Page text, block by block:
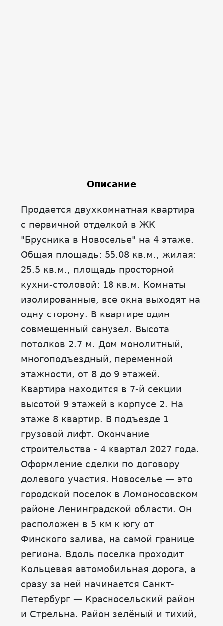
Описание
Продается двухкомнатная квартира
с первичной отделкой в ЖК
"Брусника в Новоселье" на 4 этаже.
Общая площадь: 55.08 кв.м., жилая:
25.5 кв.м., площадь просторной
кухни-столовой: 18 кв.м. Комнаты
изолированные, все окна выходят на
одну сторону. В квартире один
совмещенный санузел. Высота
потолков 2.7 м. Дом монолитный,
многоподъездный, переменной
этажности, от 8 до 9 этажей.
Квартира находится в 7-й секции
высотой 9 этажей в корпусе 2. На
этаже 8 квартир. В подъезде 1
грузовой лифт. Окончание
строительства - 4 квартал 2027 года.
Оформление сделки по договору
долевого участия. Новоселье — это
городской поселок в Ломоносовском
районе Ленинградской области. Он
расположен в 5 км к югу от
Финского залива, на самой границе
региона. Вдоль поселка проходит
Кольцевая автомобильная дорога, а
сразу за ней начинается Санкт-
Петербург — Красносельский район
и Стрельна. Район зелёный и тихий,